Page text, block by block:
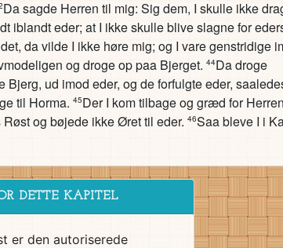
Da sagde Herren til mig: Sig dem, I skulle ikke
iblandt eder; at I ikke skulle blive slagne for
da vilde I ikke høre mig; og I vare genstridige
og droge op paa Bjerget. 44Da droge
ud imod eder, og de forfulgte eder,
til Horma. 45Der I kom tilbage og græd for
og bøjede ikke Øret til eder. 46Saa bleve I i
DETTE KAPITEL
er den autoriserede